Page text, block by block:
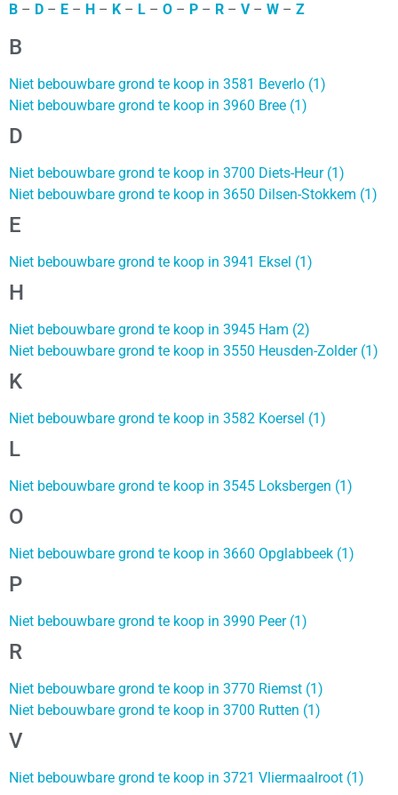
B – D – E – H – K – L – O – P – R – V– W – Z
B
Niet bebouwbare grond te koop in 3581 Beverlo (1)
Niet bebouwbare grond te koop in 3960 Bree (1)
D
Niet bebouwbare grond te koop in 3700 Diets-Heur (1)
Niet bebouwbare grond te koop in 3650 Dilsen-Stokkem (1)
E
Niet bebouwbare grond te koop in 3941 Eksel (1)
H
Niet bebouwbare grond te koop in 3945 Ham (2)
Niet bebouwbare grond te koop in 3550 Heusden-Zolder (1)
K
Niet bebouwbare grond te koop in 3582 Koersel (1)
L
Niet bebouwbare grond te koop in 3545 Loksbergen (1)
O
Niet bebouwbare grond te koop in 3660 Opglabbeek (1)
P
Niet bebouwbare grond te koop in 3990 Peer (1)
R
Niet bebouwbare grond te koop in 3770 Riemst (1)
Niet bebouwbare grond te koop in 3700 Rutten (1)
V
Niet bebouwbare grond te koop in 3721 Vliermaalroot (1)